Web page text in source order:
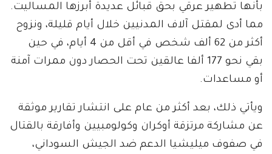
بأنها تطهير عرقي بحق قبائل عديدة أبرزها المساليت.
مما أدى لمقتل آلاف المدنيين خلال أيام قليلة، ونزوح
أكثر من 62 ألف شخص في أقل من 4 أيام، في حين
بقي نحو 177 ألفا عالقين تحت الحصار دون ممرات آمنة
أو مساعدات.
ويأتي ذلك، بعد أكثر من عام على انتشار تقارير موثقة
عن مشاركة مرتزقة أوكران وكولومبيين وأفارقة بالقتال
في صفوف ميليشيا الدعم ضد الجيش السوداني،